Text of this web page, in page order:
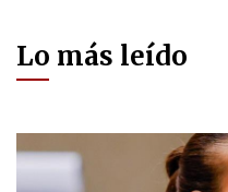
Lo más leído